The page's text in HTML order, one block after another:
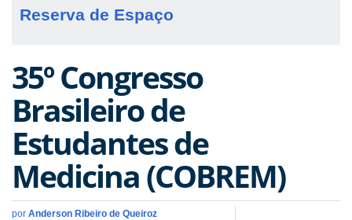
Reserva de Espaço
35º Congresso
Brasileiro de
Estudantes de
Medicina (COBREM)
por Anderson Ribeiro de Queiroz